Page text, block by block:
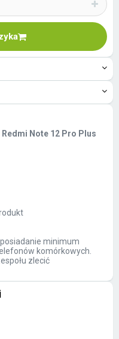
Note 12 Pro Plus
minimum
komórkowych.
zlecić